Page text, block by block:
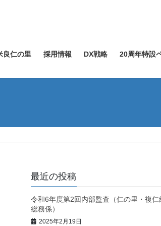
良仁の里 採用情報 DX戦略 20周年特設
最近の投稿
令和6年度第2回内部監査（仁の里・複仁
総務係）
2025年2月19日